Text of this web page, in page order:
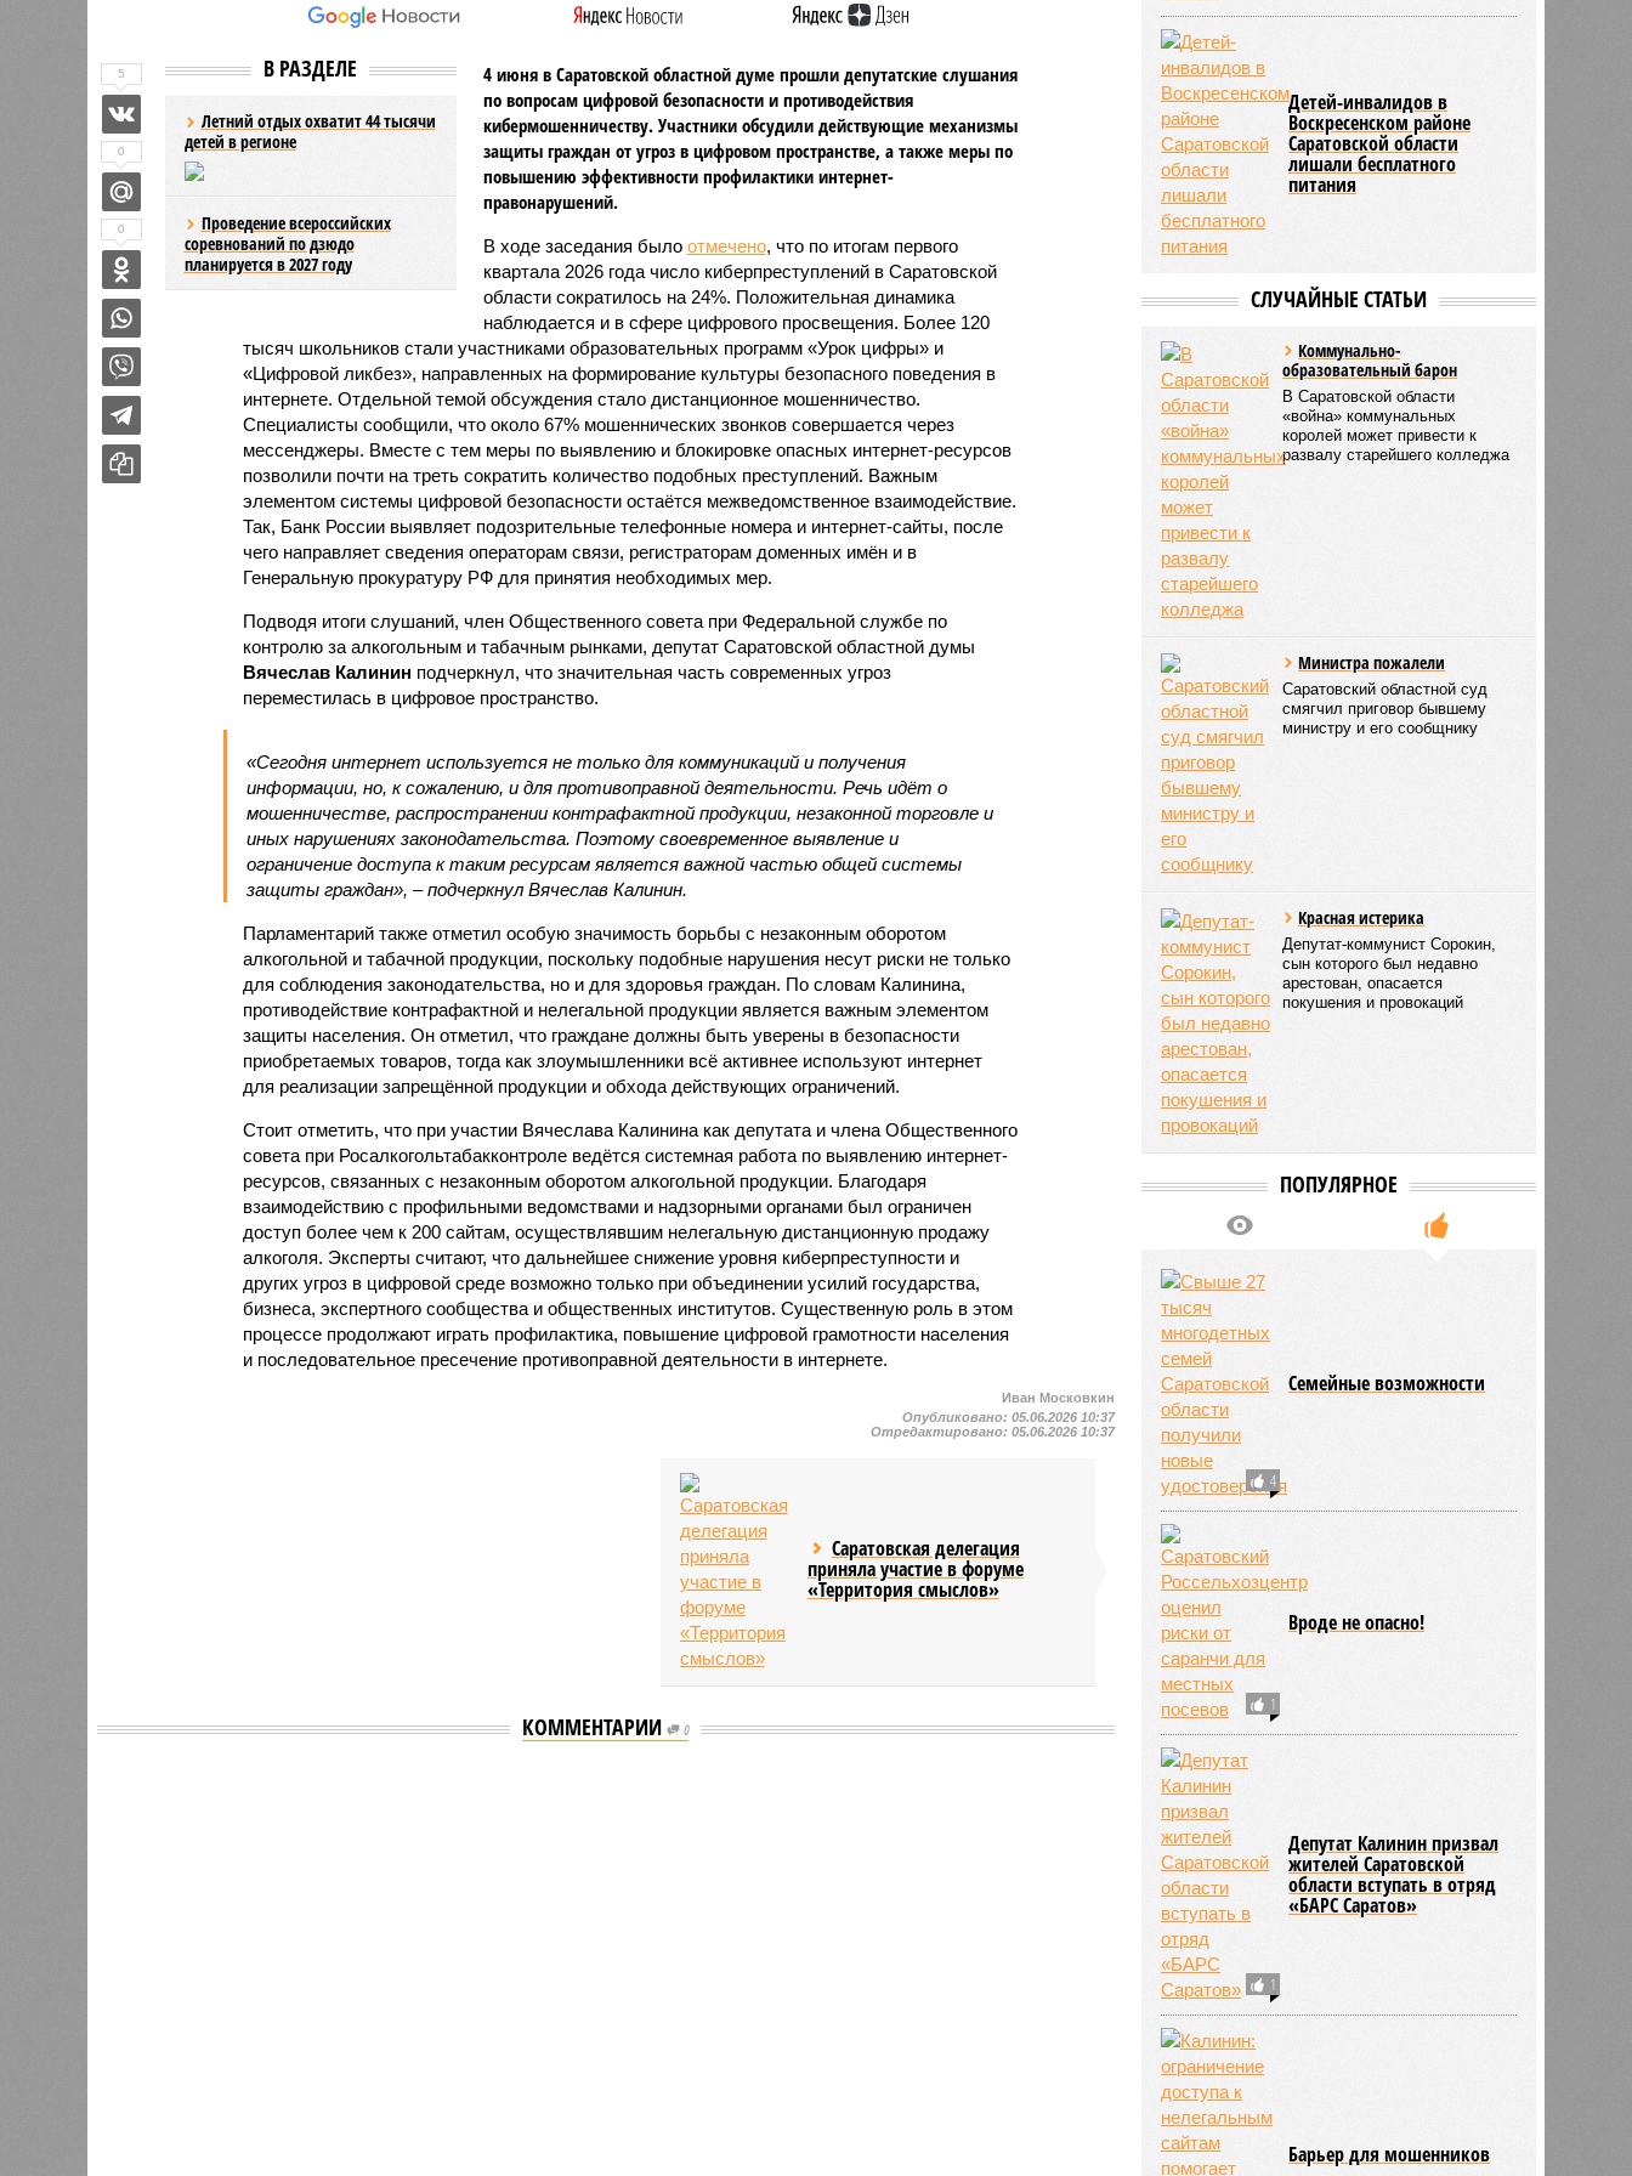
В РАЗДЕЛЕ
Летний отдых охватит 44 тысячи
детей в регионе
Проведение всероссийских
соревнований по дзюдо
планируется в 2027 году
4 июня в Саратовской областной думе прошли депутатские слушания
по вопросам цифровой безопасности и противодействия
кибермошенничеству. Участники обсудили действующие механизмы
защиты граждан от угроз в цифровом пространстве, а также меры по
повышению эффективности профилактики интернет-
правонарушений.
В ходе заседания было отмечено, что по итогам первого
квартала 2026 года число киберпреступлений в Саратовской
области сократилось на 24%. Положительная динамика
наблюдается и в сфере цифрового просвещения. Более 120
тысяч школьников стали участниками образовательных программ «Урок цифры» и
«Цифровой ликбез», направленных на формирование культуры безопасного поведения в
интернете. Отдельной темой обсуждения стало дистанционное мошенничество.
Специалисты сообщили, что около 67% мошеннических звонков совершается через
мессенджеры. Вместе с тем меры по выявлению и блокировке опасных интернет-ресурсов
позволили почти на треть сократить количество подобных преступлений. Важным
элементом системы цифровой безопасности остаётся межведомственное взаимодействие.
Так, Банк России выявляет подозрительные телефонные номера и интернет-сайты, после
чего направляет сведения операторам связи, регистраторам доменных имён и в
Генеральную прокуратуру РФ для принятия необходимых мер.
Подводя итоги слушаний, член Общественного совета при Федеральной службе по
контролю за алкогольным и табачным рынками, депутат Саратовской областной думы
Вячеслав Калинин подчеркнул, что значительная часть современных угроз
переместилась в цифровое пространство.
«Сегодня интернет используется не только для коммуникаций и получения
информации, но, к сожалению, и для противоправной деятельности. Речь идёт о
мошенничестве, распространении контрафактной продукции, незаконной торговле и
иных нарушениях законодательства. Поэтому своевременное выявление и
ограничение доступа к таким ресурсам является важной частью общей системы
защиты граждан», – подчеркнул Вячеслав Калинин.
Парламентарий также отметил особую значимость борьбы с незаконным оборотом
алкогольной и табачной продукции, поскольку подобные нарушения несут риски не только
для соблюдения законодательства, но и для здоровья граждан. По словам Калинина,
противодействие контрафактной и нелегальной продукции является важным элементом
защиты населения. Он отметил, что граждане должны быть уверены в безопасности
приобретаемых товаров, тогда как злоумышленники всё активнее используют интернет
для реализации запрещённой продукции и обхода действующих ограничений.
Стоит отметить, что при участии Вячеслава Калинина как депутата и члена Общественного
совета при Росалкогольтабакконтроле ведётся системная работа по выявлению интернет-
ресурсов, связанных с незаконным оборотом алкогольной продукции. Благодаря
взаимодействию с профильными ведомствами и надзорными органами был ограничен
доступ более чем к 200 сайтам, осуществлявшим нелегальную дистанционную продажу
алкоголя. Эксперты считают, что дальнейшее снижение уровня киберпреступности и
других угроз в цифровой среде возможно только при объединении усилий государства,
бизнеса, экспертного сообщества и общественных институтов. Существенную роль в этом
процессе продолжают играть профилактика, повышение цифровой грамотности населения
и последовательное пресечение противоправной деятельности в интернете.
5
0
0
Иван Московкин
Опубликовано:05.06.2026 10:37
Отредактировано:05.06.2026 10:37
Саратовская делегация
приняла участие в форуме
«Территория смыслов»
КОММЕНТАРИИ 0
Детей-инвалидов в
Воскресенском районе
Саратовской области
лишали бесплатного
питания
СЛУЧАЙНЫЕ СТАТЬИ
Коммунально-
образовательный барон
В Саратовской области
«война» коммунальных
королей может привести к
развалу старейшего колледжа
Министра пожалели
Саратовский областной суд
смягчил приговор бывшему
министру и его сообщнику
Красная истерика
Депутат-коммунист Сорокин,
сын которого был недавно
арестован, опасается
покушения и провокаций
ПОПУЛЯРНОЕ
4
Семейные возможности
1
Вроде не опасно!
1
Депутат Калинин призвал
жителей Саратовской
области вступать в отряд
«БАРС Саратов»
Барьер для мошенников